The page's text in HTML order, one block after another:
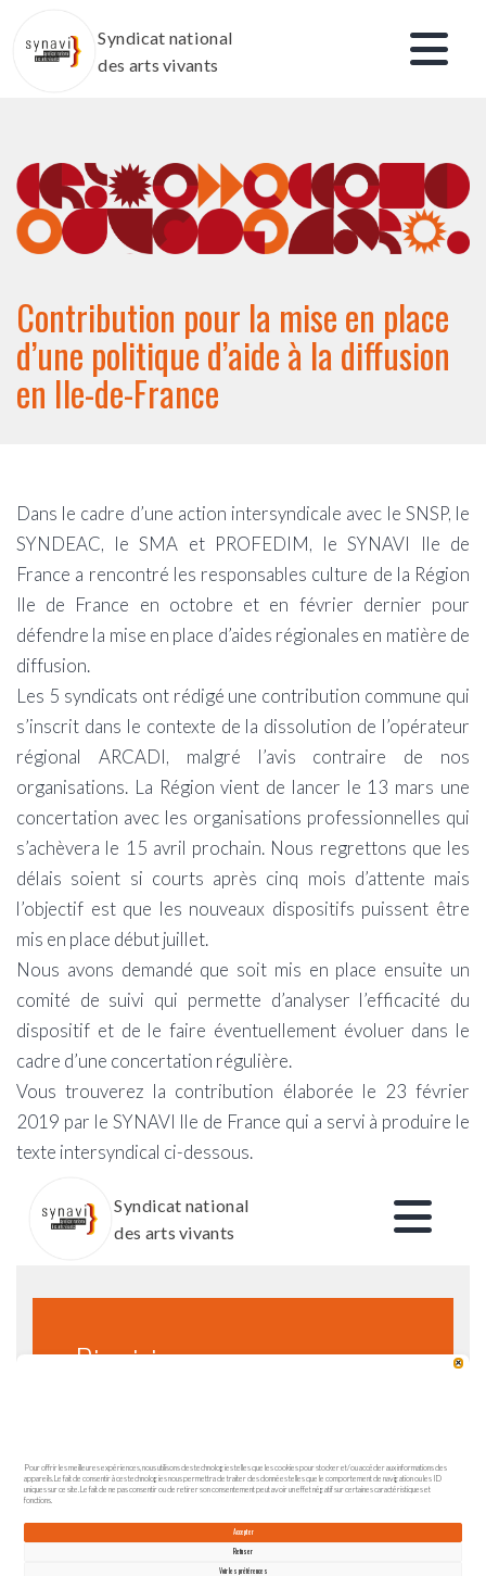
contenu
Syndicat national
des arts vivants
Contribution pour la mise en place
d’une politique d’aide à la diffusion
en Ile-de-France
​Dans le cadre d’une action intersyndicale avec le SNSP, le
SYNDEAC, le SMA et PROFEDIM, le SYNAVI Ile de
France a rencontré les responsables culture de la Région
Ile de France en octobre et en février dernier pour
défendre la mise en place d’aides régionales en matière de
diffusion.
Les 5 syndicats ont rédigé une contribution commune qui
s’inscrit dans le contexte de la dissolution de l’opérateur
régional ARCADI, malgré l’avis contraire de nos
organisations. La Région vient de lancer le 13 mars une
concertation avec les organisations professionnelles qui
s’achèvera le 15 avril prochain. Nous regrettons que les
délais soient si courts après cinq mois d’attente mais
l’objectif est que les nouveaux dispositifs puissent être
mis en place début juillet.
Nous avons demandé que soit mis en place ensuite un
comité de suivi qui permette d’analyser l’efficacité du
dispositif et de le faire éventuellement évoluer dans le
cadre d’une concertation régulière.
Vous trouverez la contribution élaborée le 23 février
2019 par le SYNAVI Ile de France qui a servi à produire le
texte intersyndical ci-dessous.